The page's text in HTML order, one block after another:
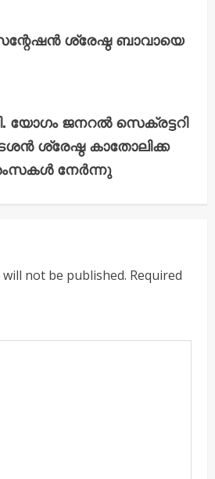
ശ്രേഷ്ഠ ബാവായെ
ജനറൽ സെക്രട്ടറി
ശ്രേഷ്ഠ കാതോലിക്ക
നേർന്നു
not be published. Required